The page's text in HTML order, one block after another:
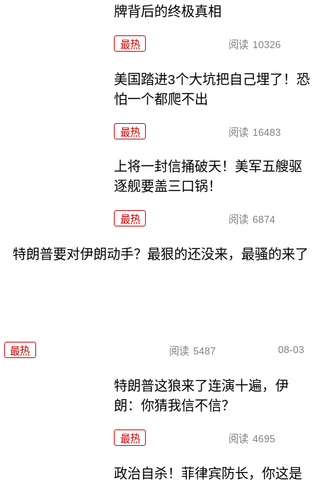
牌背后的终极真相
最热 阅读 10326
美国踏进3个大坑把自己埋了！恐
怕一个都爬不出
最热 阅读 16483
上将一封信捅破天！美军五艘驱
逐舰要盖三口锅！
最热 阅读 6874
特朗普要对伊朗动手？最狠的还没来，最骚的来了
最热 阅读 5487 08-03
特朗普这狼来了连演十遍，伊
朗：你猜我信不信？
最热 阅读 4695
政治自杀！菲律宾防长，你这是